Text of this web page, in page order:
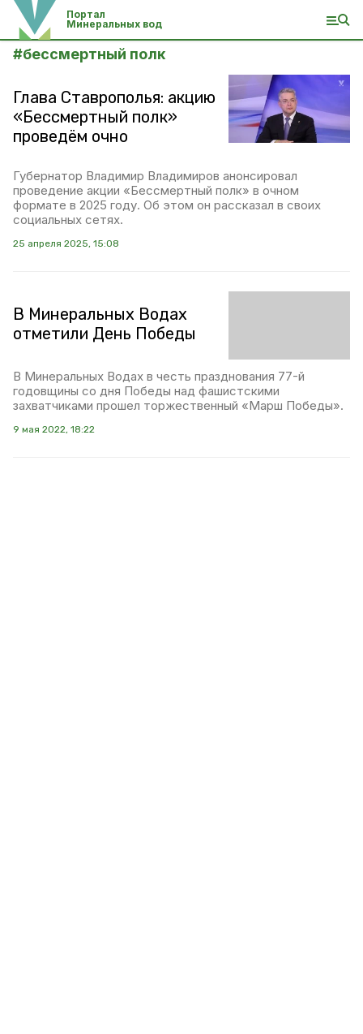
Портал
Минеральных вод
#бессмертный полк
Глава Ставрополья: акцию
«Бессмертный полк»
проведём очно
Губернатор Владимир Владимиров анонсировал
проведение акции «Бессмертный полк» в очном
формате в 2025 году. Об этом он рассказал в своих
социальных сетях.
25 апреля 2025, 15:08
В Минеральных Водах
отметили День Победы
В Минеральных Водах в честь празднования 77-й
годовщины со дня Победы над фашистскими
захватчиками прошел торжественный «Марш Победы».
9 мая 2022, 18:22